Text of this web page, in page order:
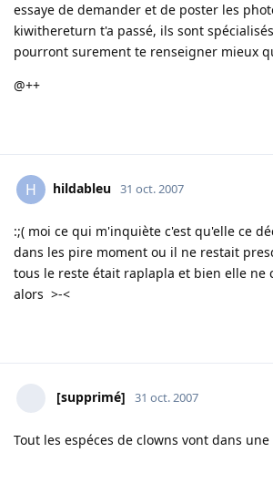
essaye de demander et de poster les
kiwithereturn t'a passé, ils sont
pourront surement te renseigner mieux
@++
H hildableu 31 oct. 2007
:;( moi ce qui m'inquiète c'est qu'elle ce
dans les pire moment ou il ne restait
tous le reste était raplapla et bien elle ne
alors >-<
[supprimé] 31 oct. 2007
Tout les espéces de clowns vont dans une